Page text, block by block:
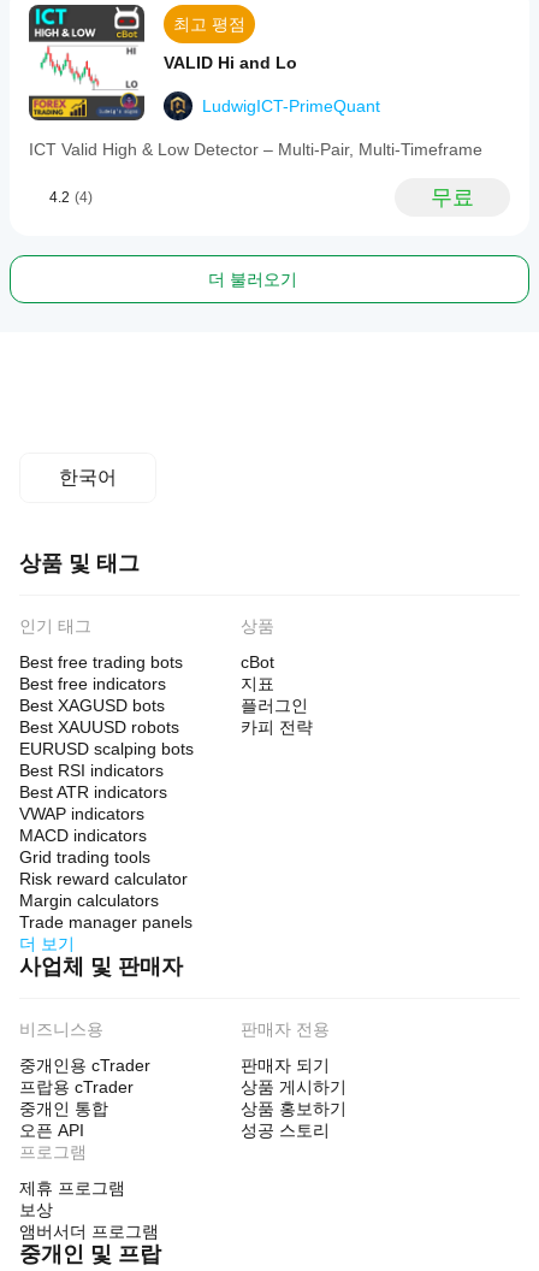
최고 평점
VALID Hi and Lo
LudwigICT-PrimeQuant
ICT Valid High & Low Detector – Multi-Pair, Multi-Timeframe
4.2 (4) 무료
더 불러오기
한국어
상품 및 태그
인기 태그
Best free trading bots
Best free indicators
Best XAGUSD bots
Best XAUUSD robots
EURUSD scalping bots
Best RSI indicators
Best ATR indicators
VWAP indicators
MACD indicators
Grid trading tools
Risk reward calculator
Margin calculators
Trade manager panels
더 보기
상품
cBot
지표
플러그인
카피 전략
사업체 및 판매자
비즈니스용
중개인용 cTrader
프랍용 cTrader
중개인 통합
오픈 API
판매자 전용
판매자 되기
상품 게시하기
상품 홍보하기
성공 스토리
프로그램
제휴 프로그램
보상
앰버서더 프로그램
중개인 및 프랍